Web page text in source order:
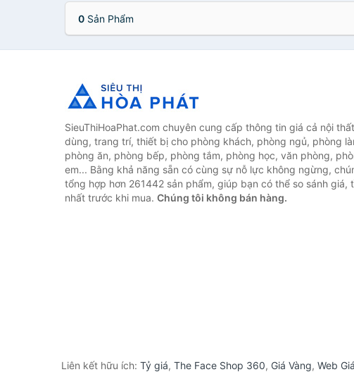
0 Sản Phẩm
SieuThiHoaPhat.com chuyên cung cấp thông tin giá cả nội
dùng, trang trí, thiết bị cho phòng khách, phòng ngủ, phòng
phòng ăn, phòng bếp, phòng tắm, phòng học, văn phòng,
em... Bằng khả năng sẵn có cùng sự nỗ lực không ngừng,
tổng hợp hơn 261442 sản phẩm, giúp bạn có thể so sánh giá,
nhất trước khi mua. Chúng tôi không bán hàng.
Liên kết hữu ích: Tỷ giá, The Face Shop 360, Giá Vàng, Web Giá